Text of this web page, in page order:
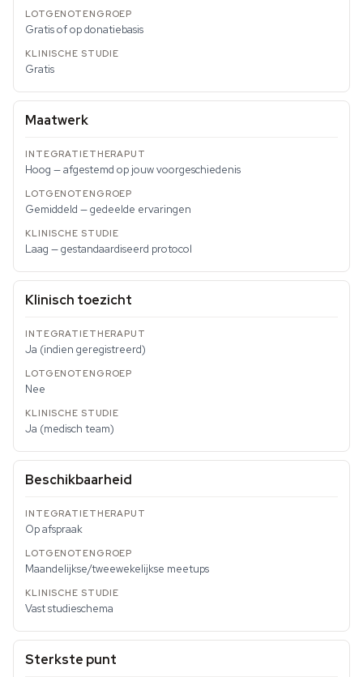
Gratis of op donatiebasis
Gratis
Maatwerk
Hoog — afgestemd op jouw voorgeschiedenis
Gemiddeld — gedeelde ervaringen
Laag — gestandaardiseerd protocol
Klinisch toezicht
Ja (indien geregistreerd)
Nee
Ja (medisch team)
Beschikbaarheid
Op afspraak
Maandelijkse/tweewekelijkse meetups
Vast studieschema
Sterkste punt